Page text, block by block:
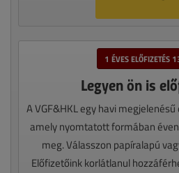
1 ÉVES ELŐFIZETÉS
Legyen ön is
A VGF&HKL egy havi
amely nyomtatott formában
meg. Válasszon papíralapú
Előfizetőink korlátlanul